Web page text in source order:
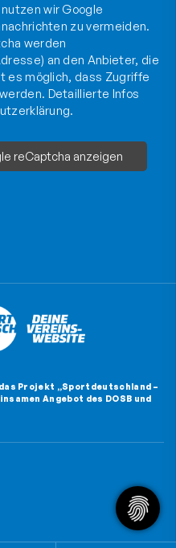
wir Google
zu vermeiden.
werden
an den Anbieter, die
es möglich, dass Zugriffe
Detaillierte Infos
.
reCaptcha anzeigen
Projekt „Sportdeutschland –
Angebot des DOSB und